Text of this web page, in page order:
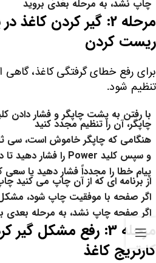
چاپ نشد، به مرحله بعدی بروید
ریست کردن
برای رفع خطای گرفتگی کاغذ، گاهی
تنظیم شود.
با رفتن به پشت چاپگر و فشار دادن
چاپگر، آن را تنظیم مجدد کنید
هنگامی که چاپگر خاموش است، سی
و سپس کلید Power را فشار دهید تا دوباره روشن شود
پیام خطا را مجدداً فشار دهید یا سعی
از برنامه ای که از آن چاپ می کنید
اگر صفحه با موفقیت چاپ شود،
اگر صفحه چاپ نشد، به مرحله بعدی
مرحله 3: رفع مشکل
کارتریج کاغذ